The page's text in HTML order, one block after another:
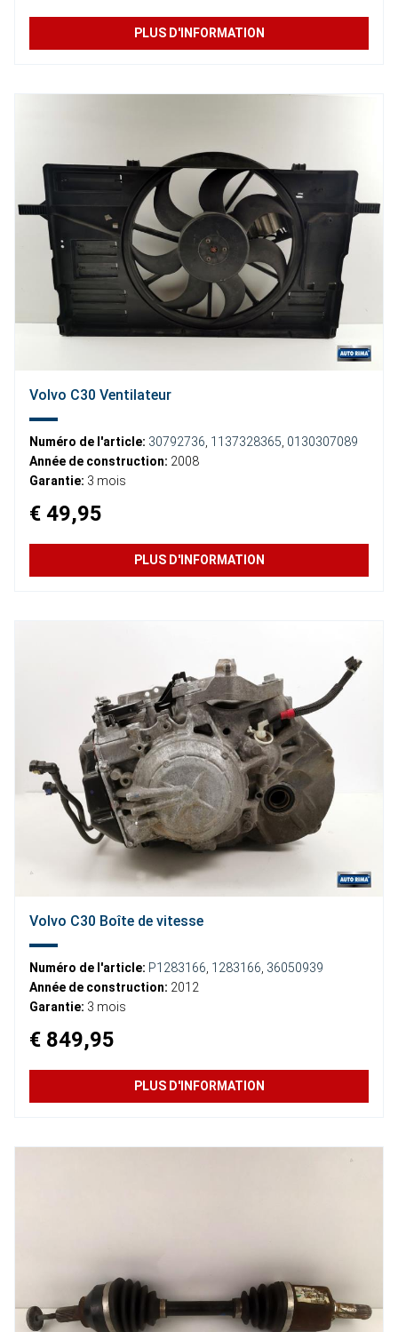
PLUS D'INFORMATION
Volvo C30 Ventilateur
Numéro de l'article: 30792736 1137328365 0130307089
Année de construction: 2008
Garantie: 3 mois
€ 49,95
PLUS D'INFORMATION
Volvo C30 Boîte de vitesse
Numéro de l'article: P1283166 1283166 36050939
Année de construction: 2012
Garantie: 3 mois
€ 849,95
PLUS D'INFORMATION